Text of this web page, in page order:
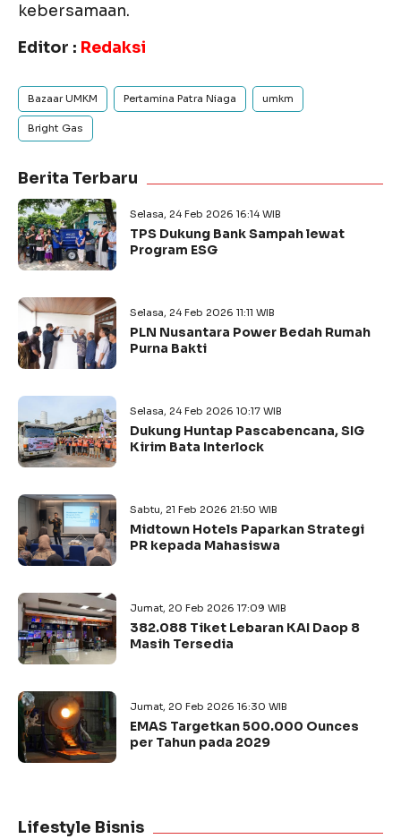
kebersamaan.
Editor : Redaksi
Bazaar UMKM Pertamina Patra Niaga umkm
Bright Gas
Berita Terbaru
Selasa, 24 Feb 2026 16:14 WIB
TPS Dukung Bank Sampah lewat
Program ESG
Selasa, 24 Feb 2026 11:11 WIB
PLN Nusantara Power Bedah Rumah
Purna Bakti
Selasa, 24 Feb 2026 10:17 WIB
Dukung Huntap Pascabencana, SIG
Kirim Bata Interlock
Sabtu, 21 Feb 2026 21:50 WIB
Midtown Hotels Paparkan Strategi
PR kepada Mahasiswa
Jumat, 20 Feb 2026 17:09 WIB
382.088 Tiket Lebaran KAI Daop 8
Masih Tersedia
Jumat, 20 Feb 2026 16:30 WIB
EMAS Targetkan 500.000 Ounces
per Tahun pada 2029
Lifestyle Bisnis